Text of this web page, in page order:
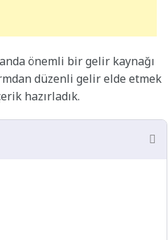
önemli bir gelir kaynağı
düzenli gelir elde etmek
hazırladık.